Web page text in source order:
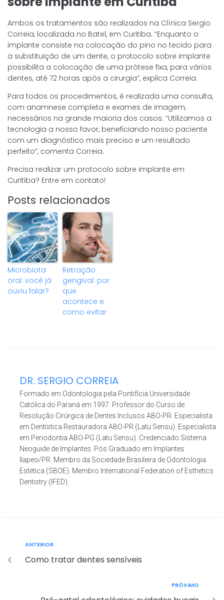
Ambos os tratamentos são realizados na Clínica Sergio
Correia, localizada no Batel, em Curitiba. “Enquanto o
implante consiste na colocação do pino no tecido para
a substituição de um dente, o protocolo sobre implante
possibilita a colocação de uma prótese fixa, para vários
dentes, até 72 horas após a cirurgia”, explica Correia.
Para todos os procedimentos, é realizada uma consulta,
com anamnese completa e exames de imagem,
necessários na grande maioria dos casos. “Utilizamos a
tecnologia a nosso favor, beneficiando nosso paciente
com um diagnóstico mais preciso e um resultado
perfeito”, comenta Correia.
Precisa realizar um protocolo sobre implante em
Curitiba? Entre em contato!
Posts relacionados
Microbiota
oral: você já
ouviu falar?
Retração
gengival: por
que
acontece e
como evitar
DR. SERGIO CORREIA
Formado em Odontologia pela Pontifícia Universidade
Católica do Paraná em 1997. Professor do Curso de
Resolução Cirúrgica de Dentes Inclusos ABO-PR. Especialista
em Dentística Restauradora ABO-PR (Latu Sensu). Especialista
em Periodontia ABO-PG (Latu Sensu). Credenciado Sistema
Neoguide de Implantes. Pós Graduado em Implantes
Ilapeo/PR. Membro da Sociedade Brasileira de Odontologia
Estética (SBOE). Membro International Federation of Esthetics
Dentistry (IFED).
ANTERIOR
Como tratar dentes sensíveis
PRÓXIMO